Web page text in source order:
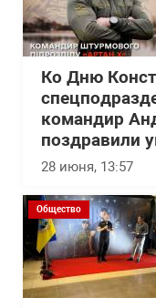
Ко Дню
командир
поздравили
28 июня, 13:57
Общество